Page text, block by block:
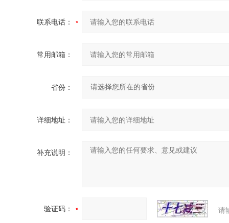
联系电话：
常用邮箱：
省份：
详细地址：
补充说明：
验证码： 请